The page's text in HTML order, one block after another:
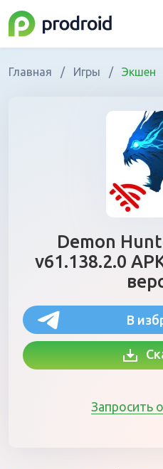
Главная / Игры / Экшен
Demon
v61.138.2.0
В
Запросить